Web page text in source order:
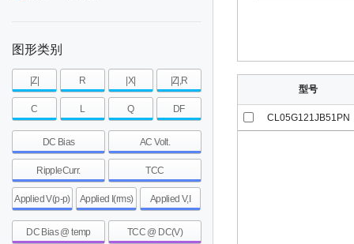
图形类别
|Z| R |X| |Z|,R
C L Q DF
DC Bias AC Volt.
RippleCurr. TCC
Applied V(p-p) Applied I(rms) Applied V,I
DC Bias @ temp TCC @ DC(V)
型号
CL05G121JB51PN